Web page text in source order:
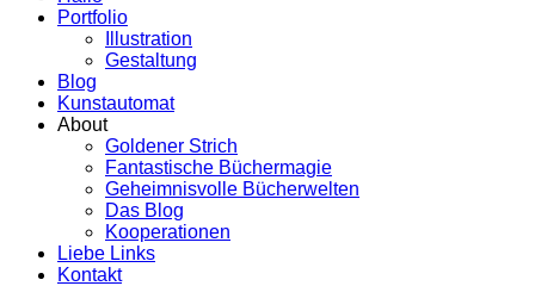
Portfolio
Illustration
Gestaltung
Blog
Kunstautomat
About
Goldener Strich
Fantastische Büchermagie
Geheimnisvolle Bücherwelten
Das Blog
Kooperationen
Liebe Links
Kontakt